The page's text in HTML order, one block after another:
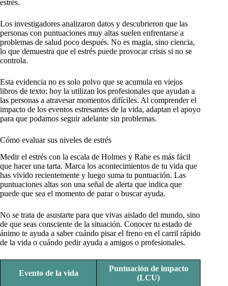
estrés.
Los investigadores analizaron datos y descubrieron que las
personas con puntuaciones muy altas suelen enfrentarse a
problemas de salud poco después. No es magia, sino ciencia,
lo que demuestra que el estrés puede provocar crisis si no se
controla.
Esta evidencia no es solo polvo que se acumula en viejos
libros de texto; hoy la utilizan los profesionales que ayudan a
las personas a atravesar momentos difíciles. Al comprender el
impacto de los eventos estresantes de la vida, adaptan el apoyo
para que podamos seguir adelante sin problemas.
Cómo evaluar sus niveles de estrés
Medir el estrés con la escala de Holmes y Rahe es más fácil
que hacer una tarta. Marca los acontecimientos de tu vida que
has vivido recientemente y luego suma tu puntuación. Las
puntuaciones altas son una señal de alerta que indica que
puede que sea el momento de parar o buscar ayuda.
No se trata de asustarte para que vivas aislado del mundo, sino
de que seas consciente de la situación. Conocer tu estado de
ánimo te ayuda a saber cuándo pisar el freno en el carril rápido
de la vida o cuándo pedir ayuda a amigos o profesionales.
Evento de la vida
Puntuación de impacto
(LCU)